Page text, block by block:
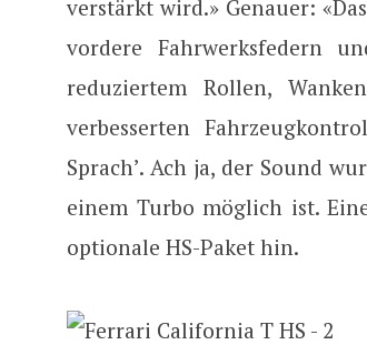
verstärkt wird.» Genauer:
vordere Fahrwerksfedern
reduziertem Rollen,
verbesserten
Sprach’. Ach ja, der Sound
einem Turbo möglich ist.
optionale HS-Paket hin.